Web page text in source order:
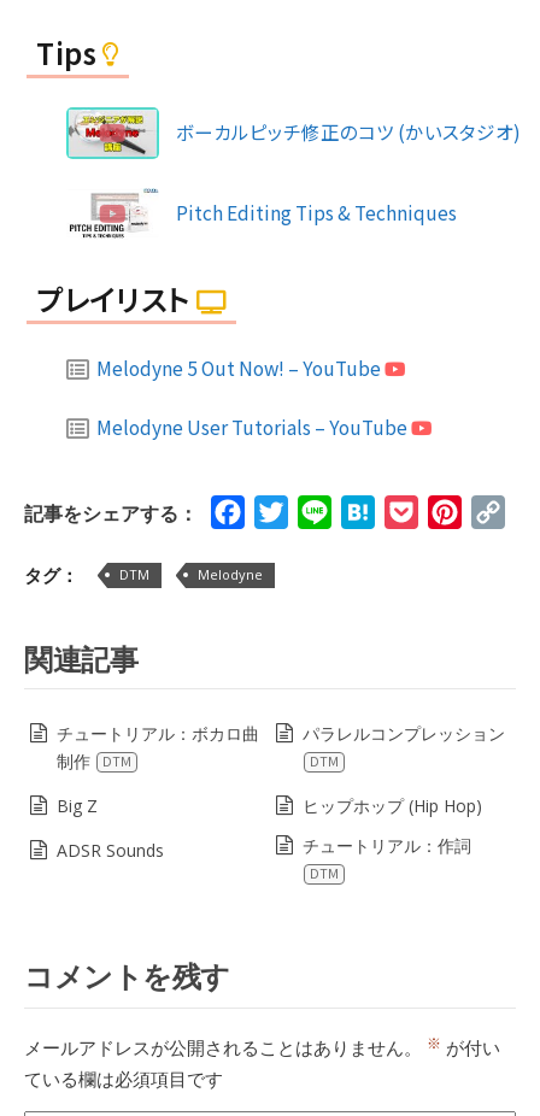
Tips
ボーカルピッチ修正のコツ (かいスタジオ)
Pitch Editing Tips & Techniques
プレイリスト
Melodyne 5 Out Now! – YouTube
Melodyne User Tutorials – YouTube
記事をシェアする： FacebookTwitterLine HatenaPocket
タグ： DTM Melodyne
関連記事
チュートリアル：ボカロ曲
制作
DTM
パラレルコンプレッション
DTM
Big Z
ヒップホップ (Hip Hop)
ADSR Sounds
チュートリアル：作詞
DTM
コメントを残す
メールアドレスが公開されることはありません。 ※ が付い
ている欄は必須項目です